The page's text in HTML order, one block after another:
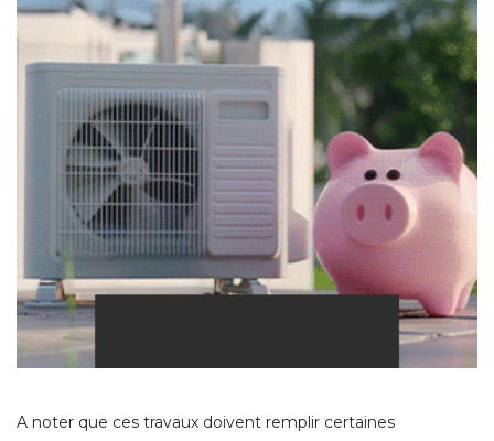
A noter que ces travaux doivent remplir certaines